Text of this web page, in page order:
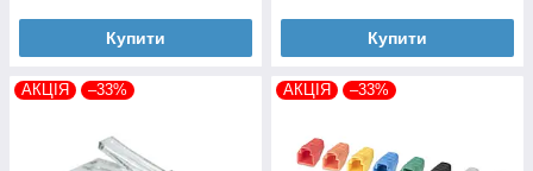
Купити Купити
АКЦІЯ –33% АКЦІЯ –33%